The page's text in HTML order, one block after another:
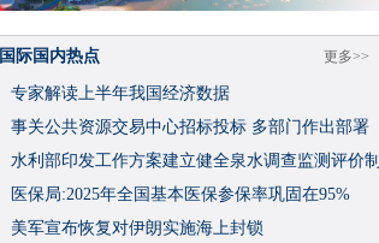
更多>>
国际国内热点
专家解读上半年我国经济数据
事关公共资源交易中心招标投标 多部门作出部署
水利部印发工作方案建立健全泉水调查监测评价制
度
医保局:2025年全国基本医保参保率巩固在95%
美军宣布恢复对伊朗实施海上封锁